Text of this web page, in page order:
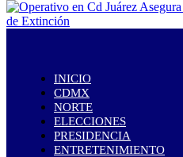
INICIO
CDMX
NORTE
ELECCIONES
PRESIDENCIA
ENTRETENIMIENTO